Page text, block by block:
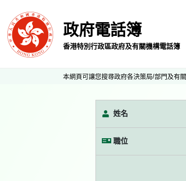
政府電話簿
香港特別行政區政府及有關機構電話簿
本網頁可讓您搜尋政府各決策局/部門及有
姓名
職位